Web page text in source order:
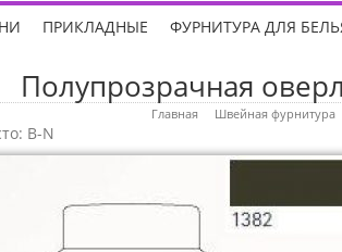
ПРИКЛАДНЫЕ ФУРНИТУРА ДЛЯ
Полупрозрачная
Главная Швейная фурнитура
B-N